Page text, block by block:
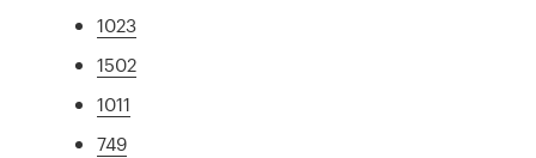
1023
1502
1011
749